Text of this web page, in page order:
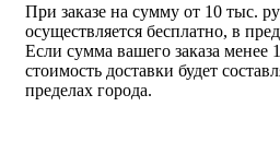
При заказе на сумму от 10 тыс.
осуществляется бесплатно, в
Если сумма вашего заказа менее
стоимость доставки будет
пределах города.